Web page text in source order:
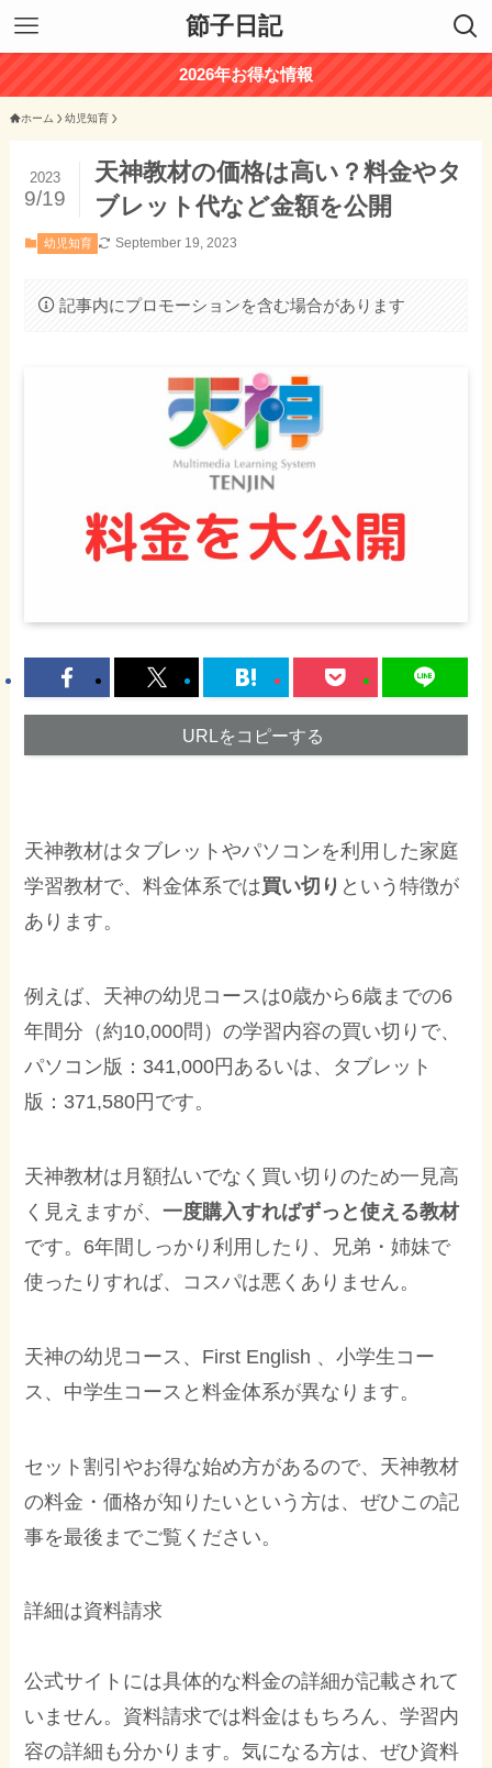
節子日記
2026年お得な情報
ホーム 幼児知育
天神教材の価格は高い？料金やタ
ブレット代など金額を公開
2023
9/19
幼児知育 September 19, 2023
記事内にプロモーションを含む場合があります
URLをコピーする
天神教材はタブレットやパソコンを利用した家庭
学習教材で、料金体系では買い切り という特徴が
あります。
例えば、天神の幼児コースは0歳から6歳までの6
年間分（約10,000問）の学習内容の買い切りで、
パソコン版：341,000円あるいは、タブレット
版：371,580円です。
天神教材は月額払いでなく買い切りのため一見高
く見えますが、一度購入すればずっと使える教材
です。6年間しっかり利用したり、兄弟・姉妹で
使ったりすれば、コスパは悪くありません。
天神の幼児コース、First English 、小学生コー
ス、中学生コースと料金体系が異なります。
セット割引やお得な始め方があるので、天神教材
の料金・価格が知りたいという方は、ぜひこの記
事を最後までご覧ください。
詳細は資料請求
公式サイトには具体的な料金の詳細が記載されて
いません。資料請求では料金はもちろん、学習内
容の詳細も分かります。気になる方は、ぜひ資料